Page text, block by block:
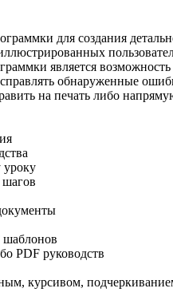
для создания
является
обнаруженные
на печать либо
уроку
шагов
шаблонов
PDF руководств
курсивом,